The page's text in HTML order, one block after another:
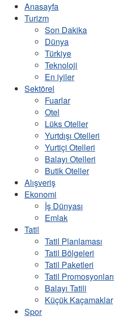
Anasayfa
Turizm
Son Dakika
Dünya
Türkiye
Teknoloji
En iyiler
Sektörel
Fuarlar
Otel
Lüks Oteller
Yurtdışı Otelleri
Yurtiçi Otelleri
Balayı Otelleri
Butik Oteller
Alışveriş
Ekonomi
İş Dünyası
Emlak
Tatil
Tatil Planlaması
Tatil Bölgeleri
Tatil Paketleri
Tatil Promosyonları
Balayı Tatili
Küçük Kaçamaklar
Spor